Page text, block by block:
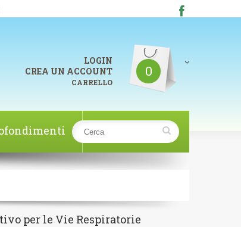
0
LOGIN
CREA UN ACCOUNT
CARRELLO
per le Vie Respiratorie